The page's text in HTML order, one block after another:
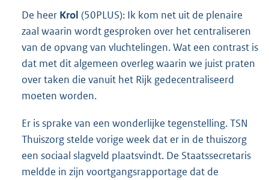
De heer Krol (50PLUS): Ik kom net uit de plenaire
zaal waarin wordt gesproken over het centraliseren
van de opvang van vluchtelingen. Wat een contrast is
dat met dit algemeen overleg waarin we juist praten
over taken die vanuit het Rijk gedecentraliseerd
moeten worden.
Er is sprake van een wonderlijke tegenstelling. TSN
Thuiszorg stelde vorige week dat er in de thuiszorg
een sociaal slagveld plaatsvindt. De Staatssecretaris
meldde in zijn voortgangsrapportage dat de